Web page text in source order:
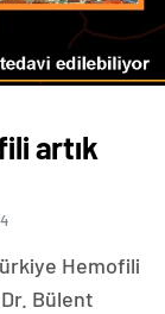
artık
Hemofili
Bülent